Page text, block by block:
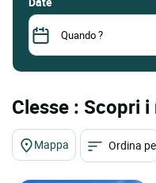
Clesse : Scopri
Mappa Ordina